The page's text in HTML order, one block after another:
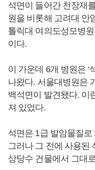
석면이 들어간 천장재
원을 비롯해 고려대 안
톨릭대 여의도성모병
이다.
이 가운데 6개 병원은 ‘
나왔다. 서울대병원은
백석면이 발견됐다. 이
져 있었다.
석면은 1급 발암물질
그러나 그 전에 사용된
상당수 건물에서 그대